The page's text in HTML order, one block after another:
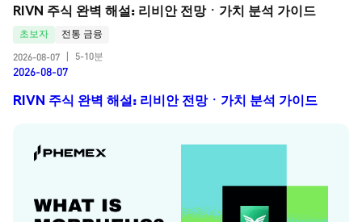
RIVN 주식 완벽 해설: 리비안 전망ㆍ가치 분석 가이드
초보자
전통 금융
2026-08-07
5-10분
2026-08-07
RIVN 주식 완벽 해설: 리비안 전망ㆍ가치 분석 가이드